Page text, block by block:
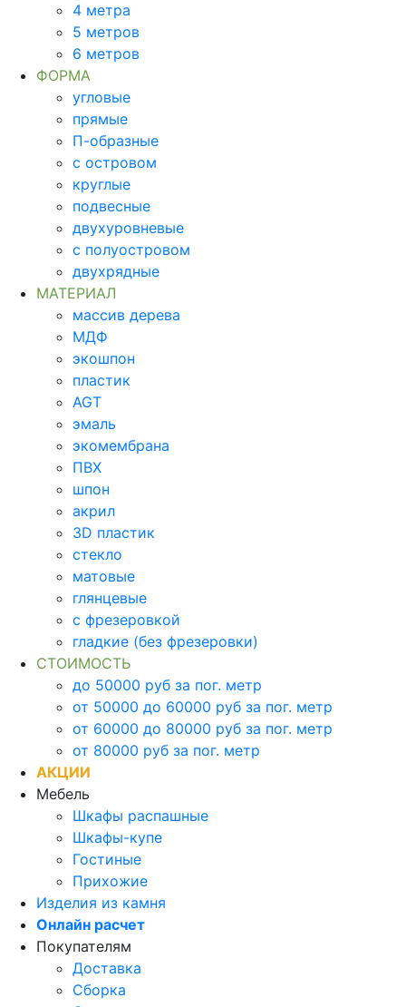
4 метра
5 метров
6 метров
ФОРМА
угловые
прямые
П-образные
с островом
круглые
подвесные
двухуровневые
с полуостровом
двухрядные
МАТЕРИАЛ
массив дерева
МДФ
экошпон
пластик
AGT
эмаль
экомембрана
ПВХ
шпон
акрил
3D пластик
стекло
матовые
глянцевые
с фрезеровкой
гладкие (без фрезеровки)
СТОИМОСТЬ
до 50000 руб за пог. метр
от 50000 до 60000 руб за пог. метр
от 60000 до 80000 руб за пог. метр
от 80000 руб за пог. метр
АКЦИИ
Мебель
Шкафы распашные
Шкафы-купе
Гостиные
Прихожие
Изделия из камня
Онлайн расчет
Покупателям
Доставка
Сборка